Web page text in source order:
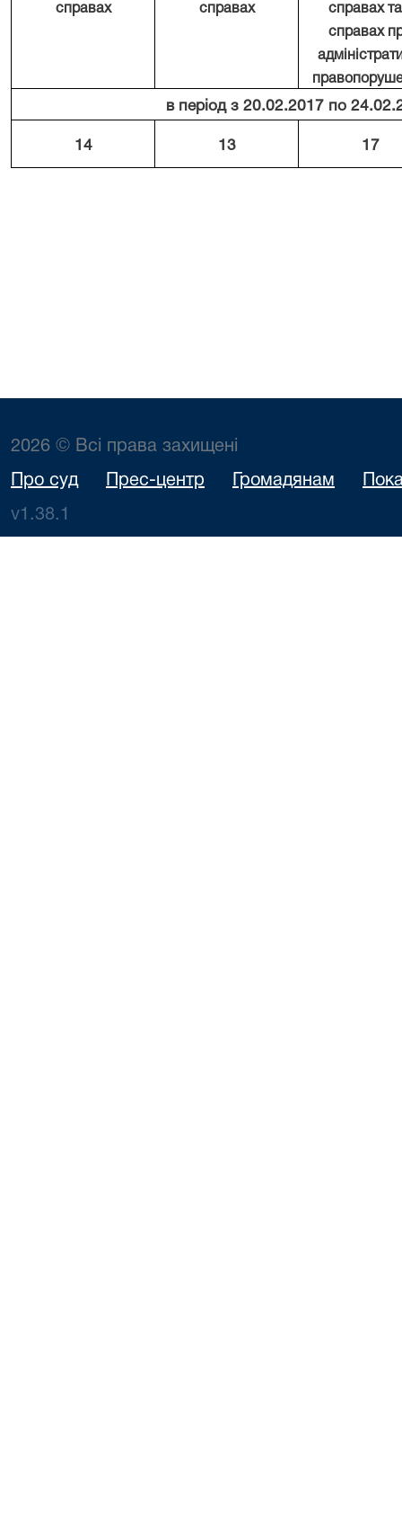
справах
справах
справах
справах
в період з 20.02.2017 по
14 13 17
2026 © Всі права захищені
Про суд Прес-центр Громадянам
v1.38.1